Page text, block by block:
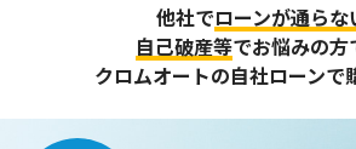
他社でローンが通らな
自己破産等でお悩みの方
クロムオートの自社ローンで